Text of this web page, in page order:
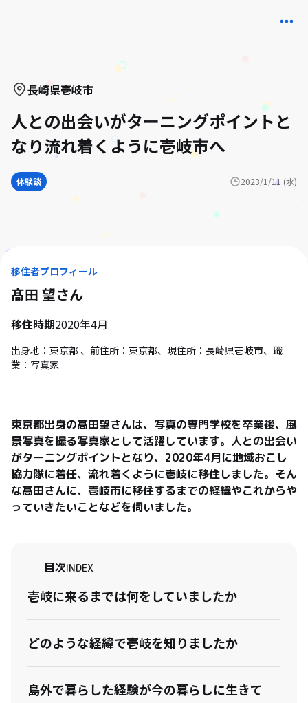
長崎県壱岐市
人との出会いがターニングポイントと
なり流れ着くように壱岐市へ
体験談 2023/1/11 (水)
移住者プロフィール
髙田 望さん
移住時期2020年4月
出身地：東京都 、前住所：東京都、現住所：長崎県壱岐市、職
業：写真家
東京都出身の髙田望さんは、写真の専門学校を卒業後、風
景写真を撮る写真家として活躍しています。人との出会い
がターニングポイントとなり、2020年4月に地域おこし
協力隊に着任、流れ着くように壱岐に移住しました。そん
な髙田さんに、壱岐市に移住するまでの経緯やこれからや
っていきたいことなどを伺いました。
目次INDEX
壱岐に来るまでは何をしていましたか
どのような経緯で壱岐を知りましたか
島外で暮らした経験が今の暮らしに生きて